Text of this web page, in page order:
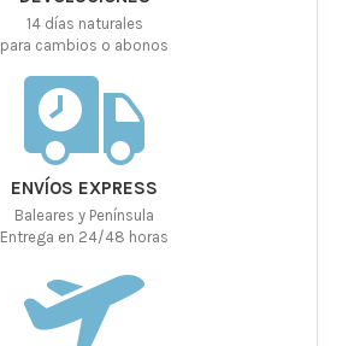
14 días naturales
para cambios o abonos
ENVÍOS EXPRESS
Baleares y Península
Entrega en 24/48 horas